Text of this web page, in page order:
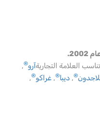
العلامة التجاريةآرو®
,
®
, ديبا®
, غراكو®
,